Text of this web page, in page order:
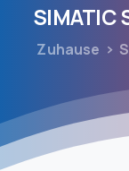
SIMATIC
Zuhause